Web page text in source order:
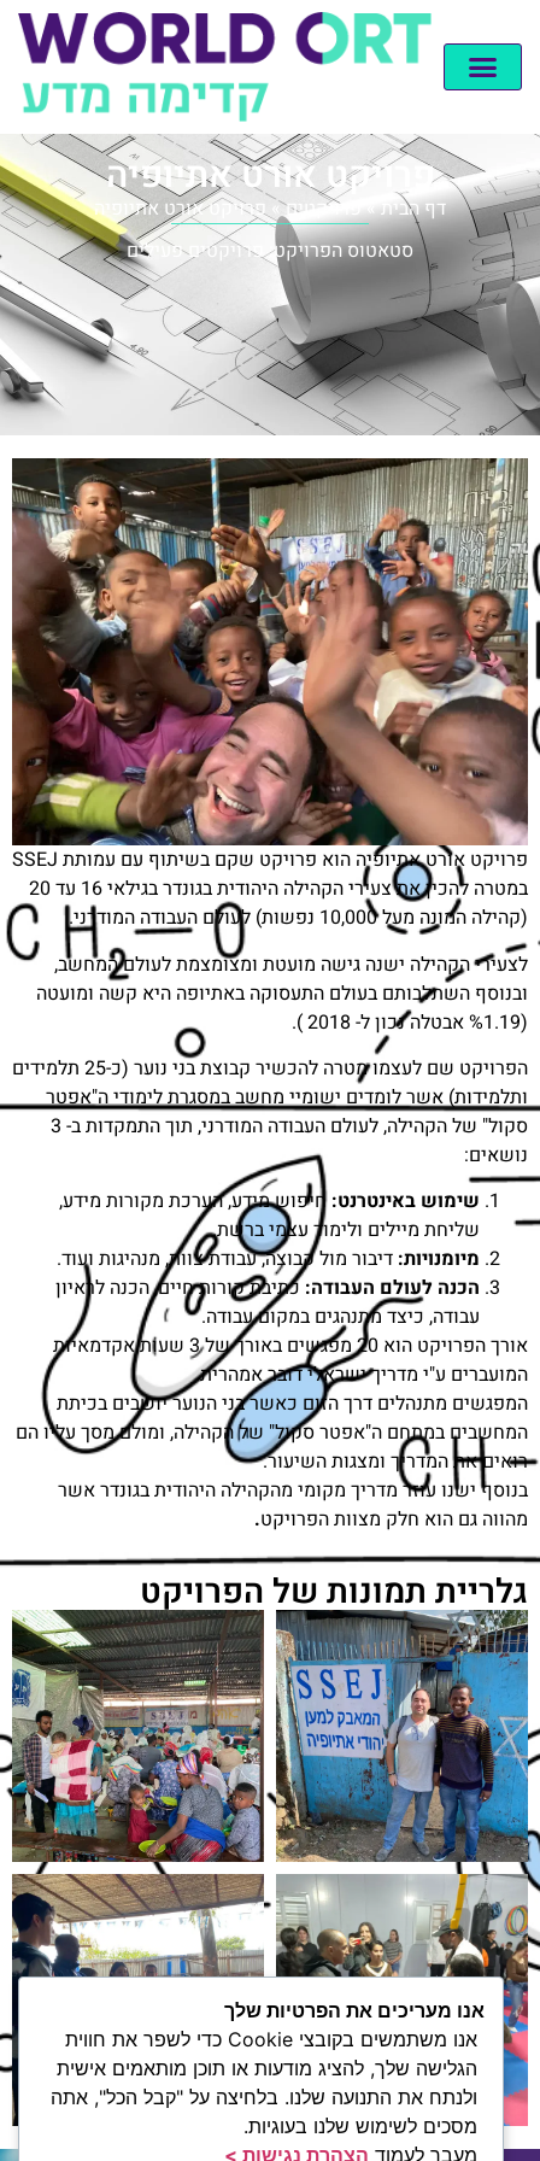
פרויקט אורט אתיופיה
דף הבית»פרויקטים»פרויקט אורט אתיופיה
סטאטוס הפרויקט: פרויקטים פעילים
פרויקט אורט אתיופיה הוא פרויקט שקם בשיתוף עם עמותת SSEJ
במטרה להכין את צעירי הקהילה היהודית בגונדר בגילאי 16 עד 20
(קהילה המונה מעל 10,000 נפשות) לעולם העבודה המודרני.
לצעירי הקהילה ישנה גישה מועטת ומצומצמת לעולם המחשב,
ובנוסף השתלבותם בעולם התעסוקה באתיופה היא קשה ומועטה
(%1.19 אבטלה נכון ל- 2018 ).
הפרויקט שם לעצמו מטרה להכשיר קבוצת בני נוער (כ-25 תלמידים
ותלמידות) אשר לומדים ישומיי מחשב במסגרת לימודי ה"אפטר
סקול" של הקהילה, לעולם העבודה המודרני, תוך התמקדות ב- 3
נושאים:
שימוש באינטרנט:חיפוש מידע, הערכת מקורות מידע,
שליחת מיילים ולימוד עצמי ברשת.
מיומנויות: דיבור מול קבוצה, עבודת צוות, מנהיגות ועוד.
הכנה לעולם העבודה: כתיבת קורות חיים, הכנה לראיון
עבודה, כיצד מתנהגים במקום עבודה.
אורך הפרויקט הוא 20 מפגשים באורך של 3 שעות אקדמאיות
המועברים ע"י מדריך ישראלי דובר אמהרית.
המפגשים מתנהלים דרך הזום כאשר בני הנוער יושבים בכיתת
המחשבים במתחם ה"אפטר סקול" של הקהילה, ומולם מסך עליו הם
רואים את המדריך ומצגות השיעור.
בנוסף ישנו עוזר מדריך מקומי מהקהילה היהודית בגונדר אשר
מהווה גם הוא חלק מצוות הפרויקט.
גלריית תמונות של הפרויקט
אנו מעריכים את הפרטיות שלך
אנו משתמשים בקובצי Cookie כדי לשפר את חווית
הגלישה שלך, להציג מודעות או תוכן מותאמים אישית
ולנתח את התנועה שלנו. בלחיצה על "קבל הכל", אתה
מסכים לשימוש שלנו בעוגיות.
מעבר לעמוד הצהרת נגישות >